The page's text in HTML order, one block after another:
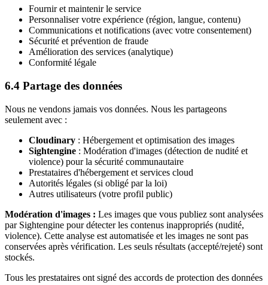
Fournir et maintenir le service
Personnaliser votre expérience (région, langue, contenu)
Communications et notifications (avec votre consentement)
Sécurité et prévention de fraude
Amélioration des services (analytique)
Conformité légale
6.4 Partage des données
Nous ne vendons jamais vos données. Nous les partageons
seulement avec :
Cloudinary : Hébergement et optimisation des images
Sightengine : Modération d'images (détection de nudité et
violence) pour la sécurité communautaire
Prestataires d'hébergement et services cloud
Autorités légales (si obligé par la loi)
Autres utilisateurs (votre profil public)
Modération d'images : Les images que vous publiez sont analysées
par Sightengine pour détecter les contenus inappropriés (nudité,
violence). Cette analyse est automatisée et les images ne sont pas
conservées après vérification. Les seuls résultats (accepté/rejeté) sont
stockés.
Tous les prestataires ont signé des accords de protection des données